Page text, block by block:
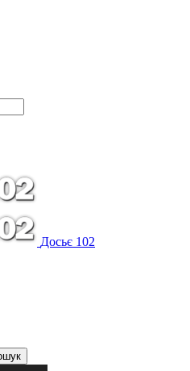
Досьє 102